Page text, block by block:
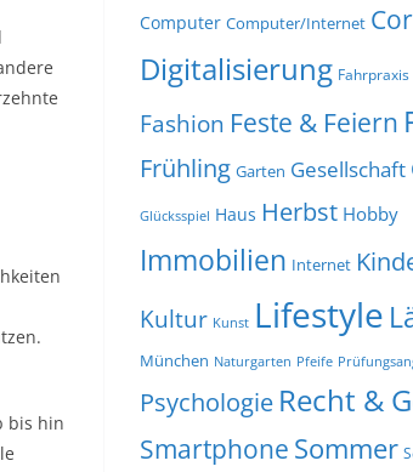
bis hin
Computer Computer/Internet
Digitalisierung Fahrpraxis
Fashion Feste & Feiern
Frühling Garten Gesellschaft
Glücksspiel Haus Herbst Hobby
Immobilien Internet
Kultur Kunst Lifestyle
München Naturgarten Pfeife
Psychologie Recht &
Smartphone Sommer